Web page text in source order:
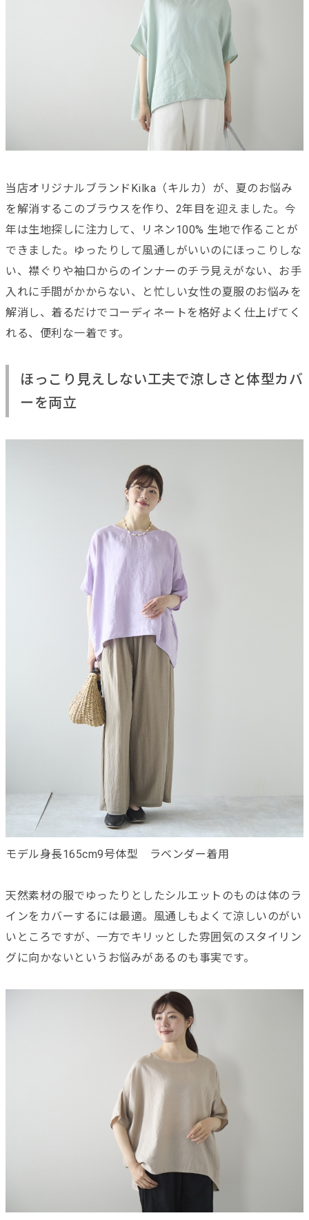
当店オリジナルブランドKilka（キルカ）が、夏のお悩み
を解消するこのブラウスを作り、2年目を迎えました。今
年は生地探しに注力して、リネン100% 生地で作ることが
できました。ゆったりして風通しがいいのにほっこりしな
い、襟ぐりや袖口からのインナーのチラ見えがない、お手
入れに手間がかからない、と忙しい女性の夏服のお悩みを
解消し、着るだけでコーディネートを格好よく仕上げてく
れる、便利な一着です。
ほっこり見えしない工夫で涼しさと体型カバ
ーを両立
モデル身長165cm9号体型 ラベンダー着用
天然素材の服でゆったりとしたシルエットのものは体のラ
インをカバーするには最適。風通しもよくて涼しいのがい
いところですが、一方でキリッとした雰囲気のスタイリン
グに向かないというお悩みがあるのも事実です。